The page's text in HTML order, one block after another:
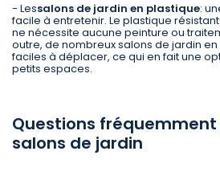
- Lessalons de jardin en plastique:
facile à entretenir. Le plastique
ne nécessite aucune peinture ou
outre, de nombreux salons de jardin
faciles à déplacer, ce qui en fait une
petits espaces.
Questions fréquemment
salons de jardin